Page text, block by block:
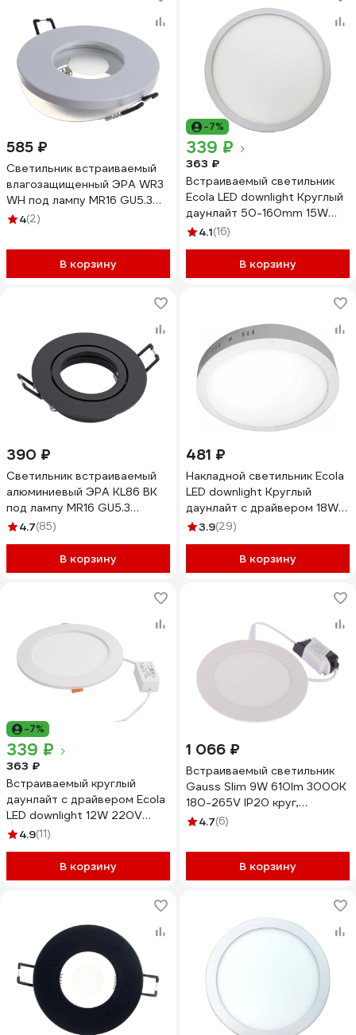
585 ₽
Светильник встраиваемый
влагозащищенный ЭРА WR3
WH под лампу MR16 GU5.3
IP44 белый Б0054368
4(2)
В корзину
-7%
339 ₽
363 ₽
Встраиваемый светильник
Ecola LED downlight Круглый
даунлайт 50-160mm 15W
220V 6500K 175x20
4.1(16)
В корзину
390 ₽
Светильник встраиваемый
алюминиевый ЭРА KL86 BK
под лампу MR16 GU5.3
черный Б0054351
4.7(85)
В корзину
481 ₽
Накладной светильник Ecola
LED downlight Круглый
даунлайт с драйвером 18W
220V 6500K 210x32
3.9(29)
В корзину
-7%
339 ₽
363 ₽
Встраиваемый круглый
даунлайт с драйвером Ecola
LED downlight 12W 220V
6500K 170x20 DRRD12ELC
4.9(11)
В корзину
1 066 ₽
Встраиваемый светильник
Gauss Slim 9W 610lm 3000K
180-265V IP20 круг,
939111109
4.7(6)
В корзину